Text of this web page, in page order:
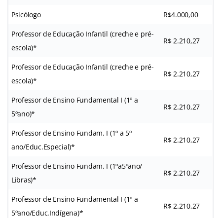
Psicólogo R$4.000,00
Professor de Educação Infantil (creche e pré-
escola)*
R$ 2.210,27
Professor de Educação Infantil (creche e pré-
escola)*
R$ 2.210,27
Professor de Ensino Fundamental I (1º a
5ºano)*
R$ 2.210,27
Professor de Ensino Fundam. I (1º a 5º
ano/Educ.Especial)*
R$ 2.210,27
Professor de Ensino Fundam. I (1ºa5ºano/
Libras)*
R$ 2.210,27
Professor de Ensino Fundamental I (1º a
5ºano/Educ.Indígena)*
R$ 2.210,27